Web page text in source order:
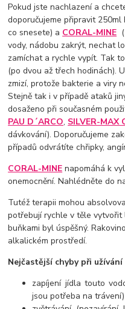
Pokud jste nachlazení a
doporučujeme připravit
co snesete) a CORAL-MINE
vody, nádobu zakrýt, nechat
zamíchat a rychle vypít. Tak
(po dvou až třech hodinách).
zmizí, protože bakterie a viry
Stejně tak i v případě ataků
dosaženo při současném
PAU D´ARCO, SILVER-MAX
dávkování). Doporučujeme
případů odvrátíte chřipky,
CORAL-MINE napomáhá k
onemocnění. Nahlédněte do
Tutéž terapii mohou
potřebují rychle v těle vytvořit
buňkami byl úspěšný.
alkalickém prostředí.
Nejčastější chyby při
zapíjení jídla touto
jsou potřeba na trávení)